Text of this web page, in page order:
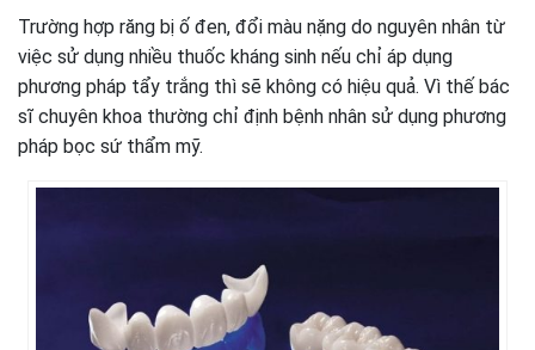
Trường hợp răng bị ố đen, đổi màu nặng do nguyên nhân từ
việc sử dụng nhiều thuốc kháng sinh nếu chỉ áp dụng
phương pháp tẩy trắng thì sẽ không có hiệu quả. Vì thế bác
sĩ chuyên khoa thường chỉ định bệnh nhân sử dụng phương
pháp bọc sứ thẩm mỹ.